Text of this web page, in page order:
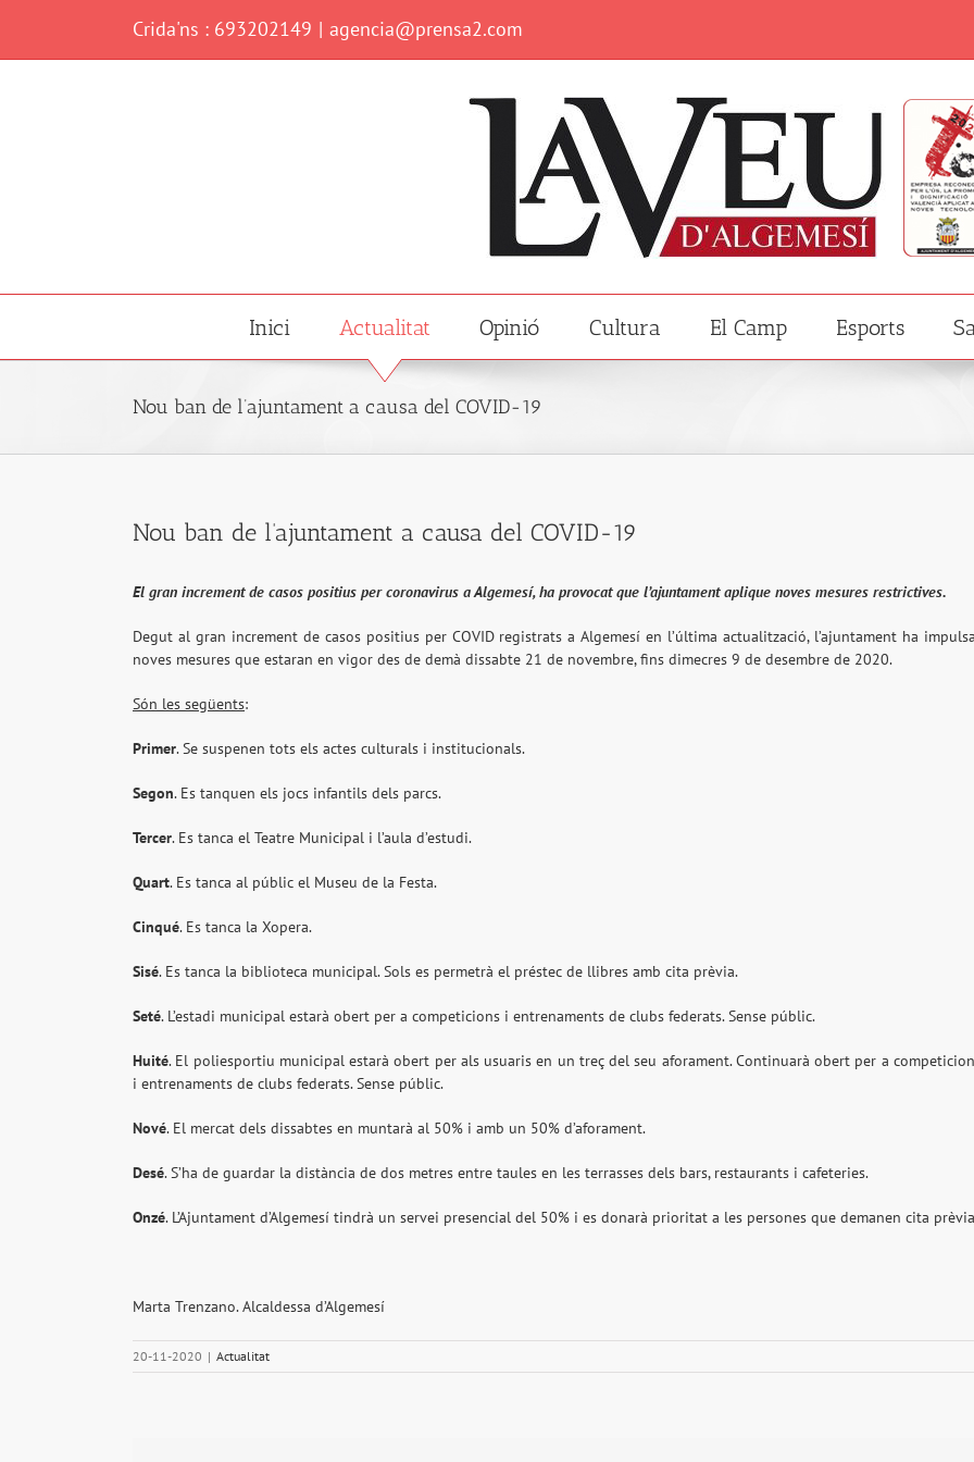
content
Crida'ns : 693202149 | agencia@prensa2.com
Inici Actualitat Opinió Cultura El Camp Esports
Nou ban de l’ajuntament a causa del COVID-19
Nou ban de l’ajuntament a causa del COVID-19
El gran increment de casos positius per coronavirus a Algemesí, ha provocat que l’ajuntament aplique noves mesures restrictives.
Degut al gran increment de casos positius per COVID registrats a Algemesí en l’última actualització, l’ajuntament ha
noves mesures que estaran en vigor des de demà dissabte 21 de novembre, fins dimecres 9 de desembre de 2020.
Són les següents:
Primer. Se suspenen tots els actes culturals i institucionals.
Segon. Es tanquen els jocs infantils dels parcs.
Tercer. Es tanca el Teatre Municipal i l’aula d’estudi.
Quart. Es tanca al públic el Museu de la Festa.
Cinqué. Es tanca la Xopera.
Sisé. Es tanca la biblioteca municipal. Sols es permetrà el préstec de llibres amb cita prèvia.
Seté. L’estadi municipal estarà obert per a competicions i entrenaments de clubs federats. Sense públic.
Huité. El poliesportiu municipal estarà obert per als usuaris en un treç del seu aforament. Continuarà obert per a
i entrenaments de clubs federats. Sense públic.
Nové. El mercat dels dissabtes en muntarà al 50% i amb un 50% d’aforament.
Desé. S’ha de guardar la distància de dos metres entre taules en les terrasses dels bars, restaurants i cafeteries.
Onzé. L’Ajuntament d’Algemesí tindrà un servei presencial del 50% i es donarà prioritat a les persones que demanen cita
Marta Trenzano. Alcaldessa d’Algemesí
20-11-2020 | Actualitat